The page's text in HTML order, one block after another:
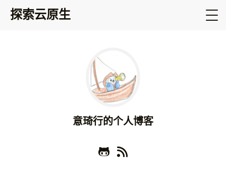
探索云原生
意琦行的个人博客